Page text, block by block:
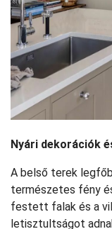
Nyári dekorációk
A belső terek
természetes fény
festett falak és a
letisztultságot